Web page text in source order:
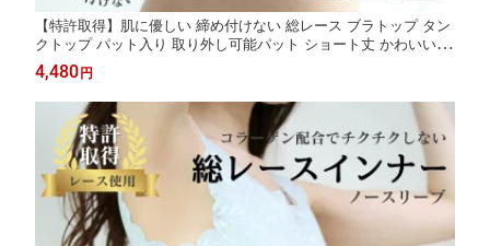
【特許取得】肌に優しい 締め付けない 総レース ブラトップ タン
クトップ パット入り 取り外し可能パット ショート丈 かわいい S
M L LL 3L
4,480円